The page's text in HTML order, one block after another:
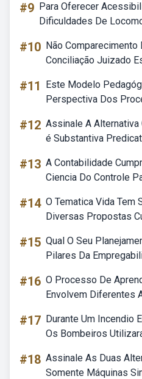
#9 Para Oferecer
Dificuldades De
#10 Não Comparecimento
Conciliação Juizado
#11
Este Modelo
Perspectiva Dos
#12 Assinale A Alternativa
é Substantiva
#13 A Contabilidade
Ciencia Do Controle
#14 O Tematica Vida Tem
Diversas Propostas
#15 Qual O Seu
Pilares Da
#16 O Processo De
Envolvem Diferentes
#17 Durante Um Incendio
Os Bombeiros
#18 Assinale As Duas
Somente Máquinas